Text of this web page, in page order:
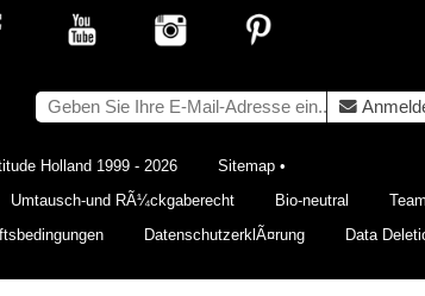
Holland 1999 - 2026 Sitemap •
Umtausch-und RÃ¼ckgaberecht Bio-neutral
DatenschutzerklÃ¤rung Data